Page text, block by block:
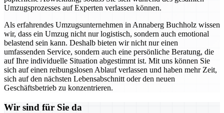
Umzugsprozesses auf Experten verlassen können.
Als erfahrendes Umzugsunternehmen in Annaberg Buchholz wissen
wir, dass ein Umzug nicht nur logistisch, sondern auch emotional
belastend sein kann. Deshalb bieten wir nicht nur einen
umfassenden Service, sondern auch eine persönliche Beratung, die
auf Ihre individuelle Situation abgestimmt ist. Mit uns können Sie
sich auf einen reibungslosen Ablauf verlassen und haben mehr Zeit,
sich auf den nächsten Lebensabschnitt oder den neuen
Geschäftsbetrieb zu konzentrieren.
Wir sind für Sie da